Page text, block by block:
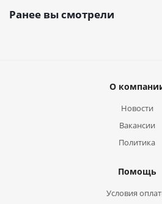
Ранее вы смотрели
О
Новости
Вакансии
Политика
Помощь
Условия